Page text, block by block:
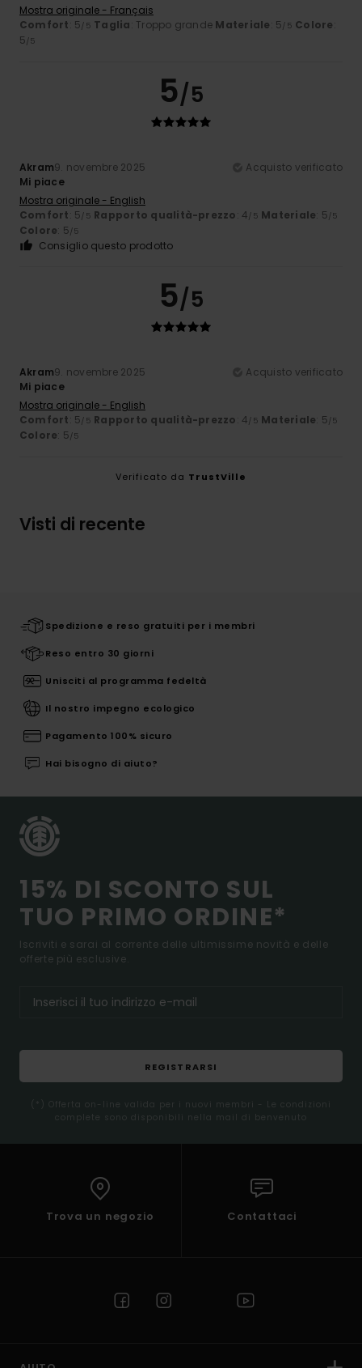
Mostra originale - Français
Comfort: 5/5 Taglia: Troppo grande Materiale: 5/5 Colore:
5/5
5/5
Akram9. novembre 2025
Acquisto verificato
Mi piace
Mostra originale - English
Comfort: 5/5 Rapporto qualità-prezzo: 4/5 Materiale: 5/5
Colore: 5/5
Consiglio questo prodotto
5/5
Akram9. novembre 2025
Acquisto verificato
Mi piace
Mostra originale - English
Comfort: 5/5 Rapporto qualità-prezzo: 4/5 Materiale: 5/5
Colore: 5/5
Verificato da TrustVille
Visti di recente
Spedizione e reso gratuiti per i membri
Reso entro 30 giorni
Unisciti al programma fedeltà
Il nostro impegno ecologico
Pagamento 100% sicuro
Hai bisogno di aiuto?
15% DI SCONTO SUL
TUO PRIMO ORDINE*
Iscriviti e sarai al corrente delle ultimissime novità e delle
offerte più esclusive.
REGISTRARSI
(*) Offerta on-line valida per i nuovi membri - Le condizioni
complete sono disponibili nella mail di benvenuto
Trova un negozio Contattaci